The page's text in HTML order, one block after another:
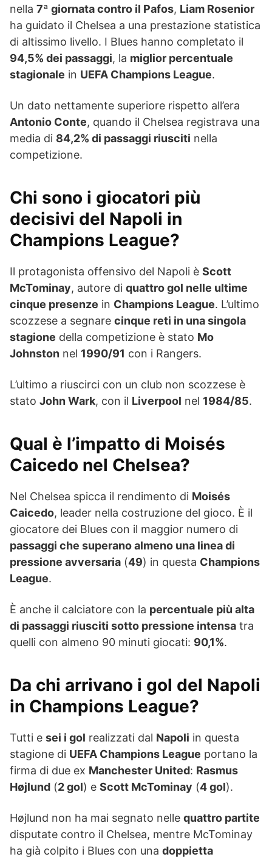
nella 7ª giornata contro il Pafos, Liam Rosenior
ha guidato il Chelsea a una prestazione statistica
di altissimo livello. I Blues hanno completato il
94,5% dei passaggi, la miglior percentuale
stagionale in UEFA Champions League.
Un dato nettamente superiore rispetto all’era
Antonio Conte, quando il Chelsea registrava una
media di 84,2% di passaggi riusciti nella
competizione.
Chi sono i giocatori più
decisivi del Napoli in
Champions League?
Il protagonista offensivo del Napoli è Scott
McTominay, autore di quattro gol nelle ultime
cinque presenze in Champions League. L’ultimo
scozzese a segnare cinque reti in una singola
stagione della competizione è stato Mo
Johnston nel 1990/91 con i Rangers.
L’ultimo a riuscirci con un club non scozzese è
stato John Wark, con il Liverpool nel 1984/85.
Qual è l’impatto di Moisés
Caicedo nel Chelsea?
Nel Chelsea spicca il rendimento di Moisés
Caicedo, leader nella costruzione del gioco. È il
giocatore dei Blues con il maggior numero di
passaggi che superano almeno una linea di
pressione avversaria (49) in questa Champions
League.
È anche il calciatore con la percentuale più alta
di passaggi riusciti sotto pressione intensa tra
quelli con almeno 90 minuti giocati: 90,1%.
Da chi arrivano i gol del Napoli
in Champions League?
Tutti e sei i gol realizzati dal Napoli in questa
stagione di UEFA Champions League portano la
firma di due ex Manchester United: Rasmus
Højlund (2 gol) e Scott McTominay (4 gol).
Højlund non ha mai segnato nelle quattro partite
disputate contro il Chelsea, mentre McTominay
ha già colpito i Blues con una doppietta